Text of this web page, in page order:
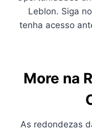
Leblon. Siga
tenha acesso
More na
As redondezas